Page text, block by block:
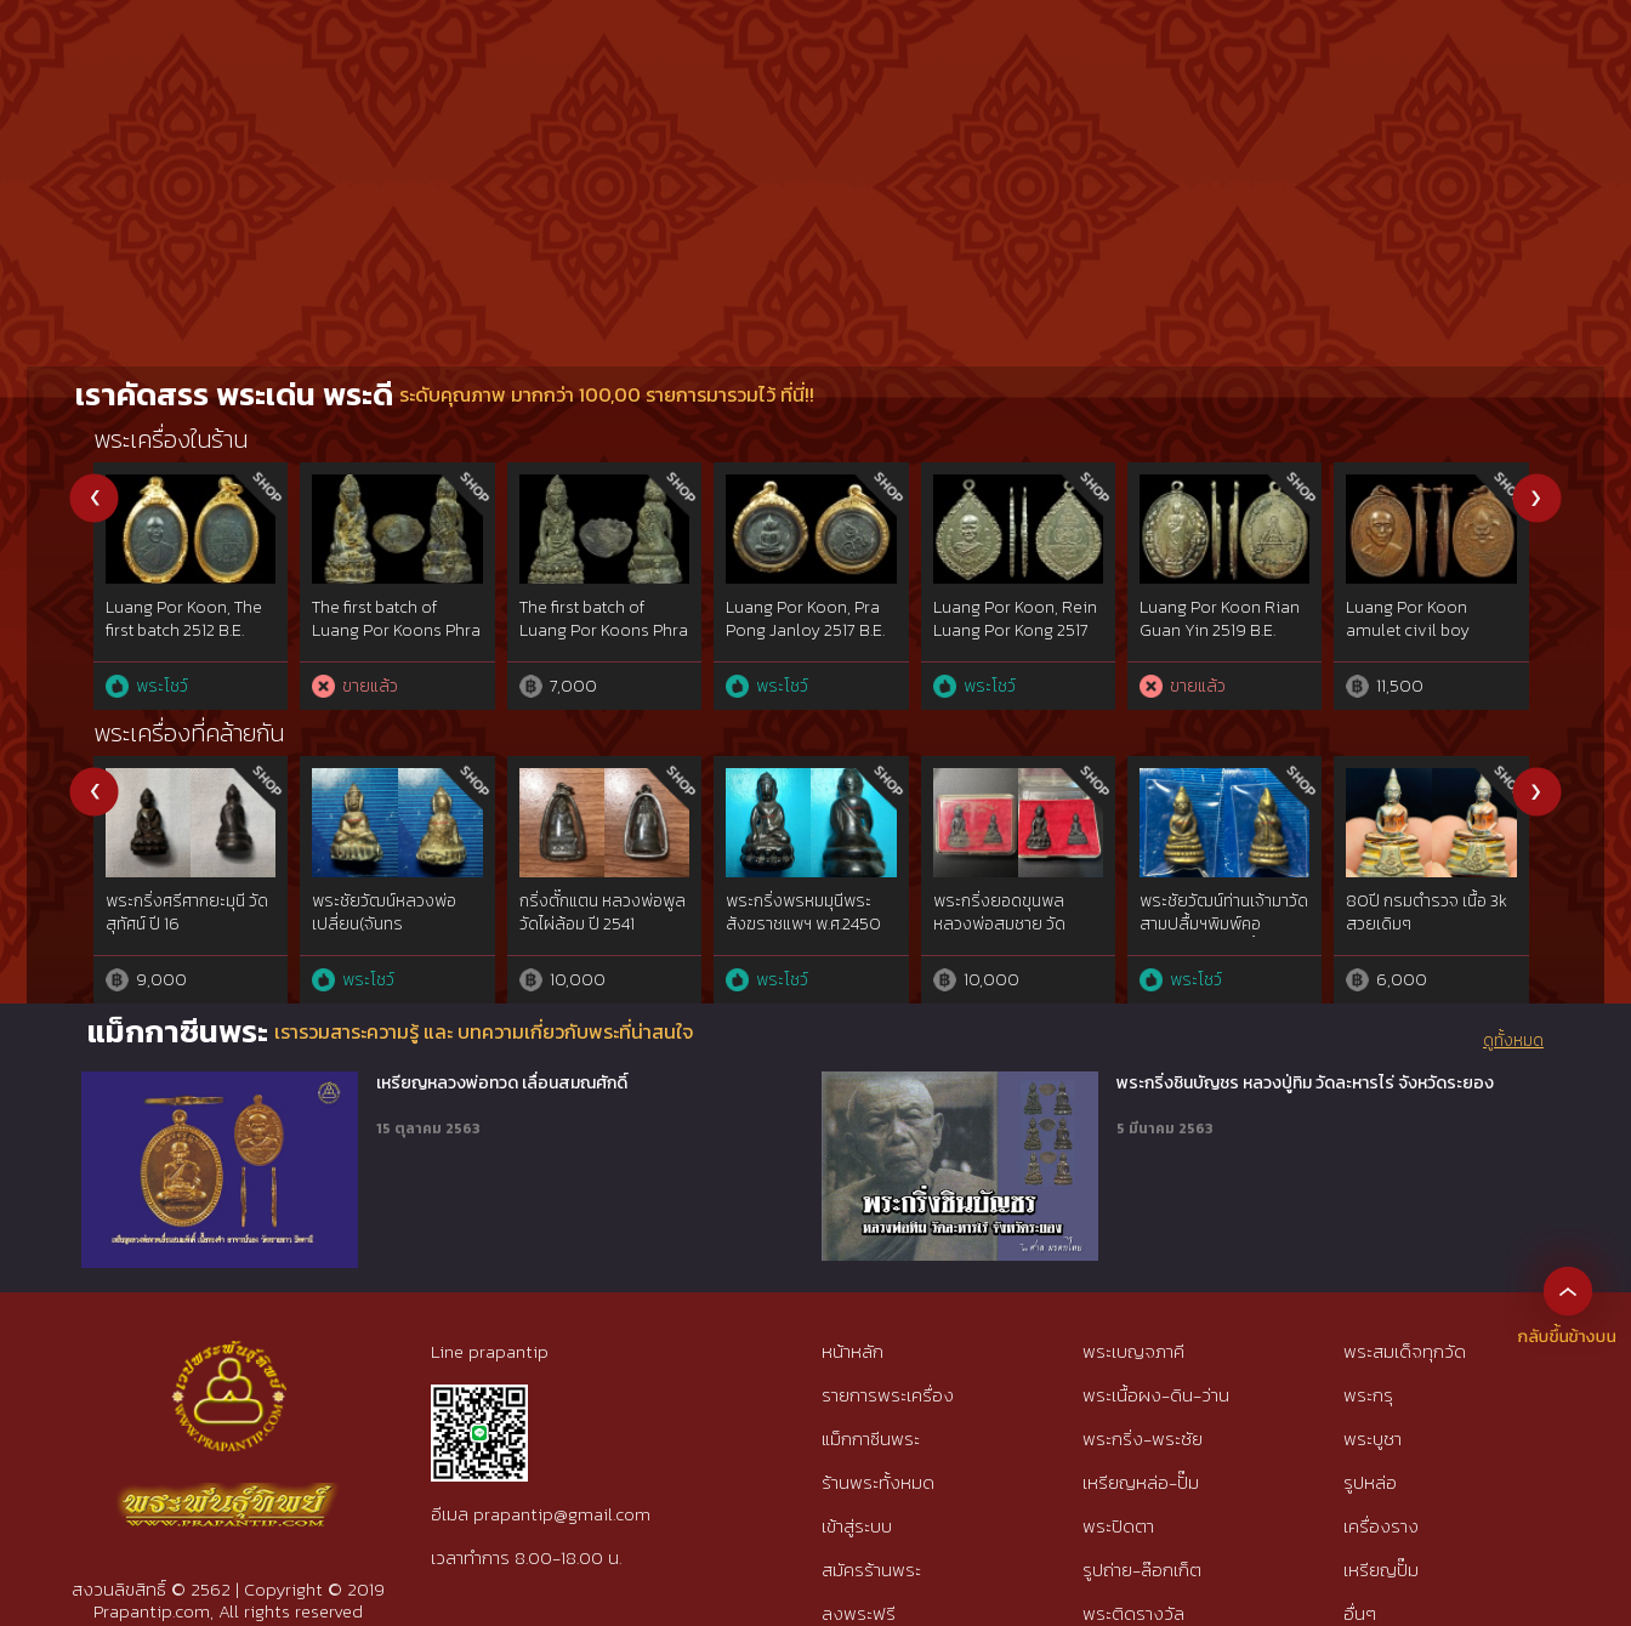
เราคัดสรร พระเด่น พระดี ระดับคุณภาพ มากกว่า 100,00 รายการมารวมไว้ ที่นี่!!
พระเครื่องในร้าน
Luang Por Koon, The
first batch 2512 B.E.
created 10,000
pieces. This one
placed the first two
times from
competition on 20
October and 8
December 2013, and
got the second one
time from
competition on 3
November 2013.
พระโชว์
The first batch of
Luang Por Koons Phra
Kogsawai in B.E. 2515.
This one placed the
September 2558
which were held by
Municipal
Thadpanom District
and Amphoe
Thadpanom Buddha
Image Association
ขายแล้ว
The first batch of
Luang Por Koons Phra
Kogsawai in B.E. 2515.
This one placed the
September 2558
which were held by
Municipal
Thadpanom District
and Amphoe
Thadpanom Buddha
Image Association
7,000
Luang Por Koon, Pra
Pong Janloy 2517 B.E.
and placed the first at
the competition on 3
Commander of
Chiengrai Province
Military and Thai
Buddha Image
Admiration
Association Northern
Part,
พระโชว์
Luang Por Koon, Rein
Luang Por Kong 2517
is Luang Por Koon
master) made of
15 June 2014 and 21
December 2014
competitions.
พระโชว์
Luang Por Koon Rian
Guan Yin 2519 B.E.
blessed by Luang Por
Koon Wat Banrai and
one placed the first at
the competition on 21
December 2014.
ขายแล้ว
Luang Por Koon
amulet civil boy
made of copper. This
is the most popular
Thai alphabet ท with
dot (ทฺ). This one
placed the first at the
competition on 22
February 2015.
11,500
made of
is
one
second
2558
by
พระเครื่องที่คล้ายกัน
พระกริ่งศรีศากยะมุนี วัด
สุทัศน์ ปี 16
9,000
พระชัยวัฒน์หลวงพ่อ
เปลี่ยน(จันทร
show}พระโชว์
กริ่งตั๊กแตน หลวงพ่อพูล
วัดไผ่ล้อม ปี 2541
10,000
พระกริ่งพรหมมุนีพระ
สังฆราชแพฯ พ.ศ.2450
ทองคำgoldผสม(เหนือ
ม่วงนิยม) วัดสุ
พระโชว์
พระกริ่งยอดขุนพล
หลวงพ่อสมชาย วัด
10,000
พระชัยวัฒน์ท่านเจ้ามาวัด
สามปลื้มฯพิมพ์คอ
ทองคำgold{rare show}
พระโชว์
80ปี กรมตำรวจ เนื้อ 3k
สวยเดิมๆ
6,000
พระพุทธ
แม็กกาซีนพระ เรารวมสาระความรู้ และ บทความเกี่ยวกับพระที่น่าสนใจ
เหรียญหลวงพ่อทวด เลื่อนสมณศักดิ์
15 ตุลาคม 2563
พระกริ่งชินบัญชร หลวงปู่ทิม วัดละหารไร่ จังหวัดระยอง
5 มีนาคม 2563
ดูทั้งหมด
สงวนลิขสิทธิ์ © 2562 | Copyright © 2019
Prapantip.com, All rights reserved
Line prapantip
อีเมล prapantip@gmail.com
เวลาทำการ 8.00-18.00 น.
หน้าหลัก
รายการพระเครื่อง
แม็กกาซีนพระ
ร้านพระทั้งหมด
เข้าสู่ระบบ
สมัครร้านพระ
ลงพระฟรี
พระเบญจภาคี
พระเนื้อผง-ดิน-ว่าน
พระกริ่ง-พระชัย
เหรียญหล่อ-ปั๊ม
พระปิดตา
รูปถ่าย-ล๊อกเก็ต
พระติดรางวัล
พระสมเด็จทุกวัด
พระกรุ
พระบูชา
รูปหล่อ
เครื่องราง
เหรียญปั๊ม
อื่นๆ